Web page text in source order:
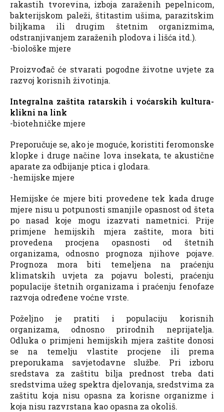
rakastih tvorevina, izboja zaraženih pepelnicom,
bakterijskom paleži, štitastim ušima, parazitskim
biljkama ili drugim štetnim organizmima,
odstranjivanjem zaraženih plodova i lišća itd.).
-biološke mjere
Proizvođač će stvarati pogodne životne uvjete za
razvoj korisnih životinja.
Integralna zaštita ratarskih i voćarskih kultura-
klikni na link
-biotehničke mjere
Preporučuje se, ako je moguće, koristiti feromonske
klopke i druge načine lova insekata, te akustične
aparate za odbijanje ptica i glodara.
-hemijske mjere
Hemijske će mjere biti provedene tek kada druge
mjere nisu u potpunosti smanjile opasnost od šteta
po nasad koje mogu izazvati nametnici. Prije
primjene hemijskih mjera zaštite, mora biti
provedena procjena opasnosti od štetnih
organizama, odnosno prognoza njihove pojave.
Prognoza mora biti temeljena na praćenju
klimatskih uvjeta za pojavu bolesti, praćenju
populacije štetnih organizama i praćenju fenofaze
razvoja određene voćne vrste.
Poželjno je pratiti i populaciju korisnih
organizama, odnosno prirodnih neprijatelja.
Odluka o primjeni hemijskih mjera zaštite donosi
se na temelju vlastite procjene ili prema
preporukama savjetodavne službe. Pri izboru
sredstava za zaštitu bilja prednost treba dati
sredstvima užeg spektra djelovanja, sredstvima za
zaštitu koja nisu opasna za korisne organizme i
koja nisu razvrstana kao opasna za okoliš.